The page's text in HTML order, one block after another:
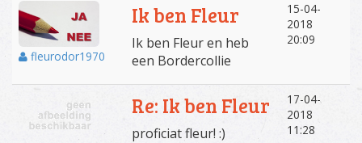
fleurodor1970
Ik ben Fleur
Ik ben Fleur en heb
een Bordercollie
15-04-
2018
20:09
Re: Ik ben Fleur
proficiat fleur! :)
17-04-
2018
11:28